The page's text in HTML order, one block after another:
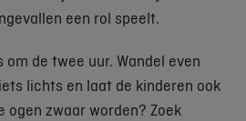
een rol speelt.
de twee uur. Wandel even
lichts en laat de kinderen ook
ogen zwaar worden? Zoek